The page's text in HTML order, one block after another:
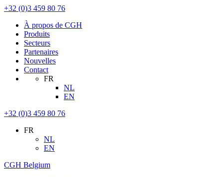
+32 (0)3 459 80 76
À propos de CGH
Produits
Secteurs
Partenaires
Nouvelles
Contact
FR
NL
EN
+32 (0)3 459 80 76
FR
NL
EN
CGH Belgium